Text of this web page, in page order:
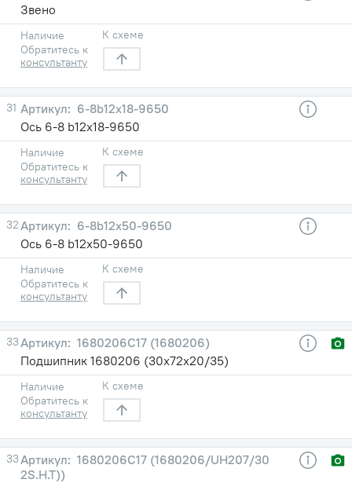
Звено
Наличие
Обратитесь к
консультанту
К схеме
31
6-8b12х18-9650
Ось 6-8 b12х18-9650
Наличие
Обратитесь к
консультанту
К схеме
32
6-8b12х50-9650
Ось 6-8 b12х50-9650
Наличие
Обратитесь к
консультанту
К схеме
33
1680206С17 (1680206)
Подшипник 1680206 (30х72х20/35)
Наличие
Обратитесь к
консультанту
К схеме
33
1680206С17 (1680206/UH207/30
2S.H.T))